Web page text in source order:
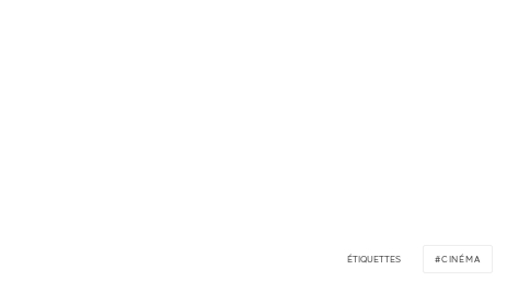
ÉTIQUETTES CINÉMA